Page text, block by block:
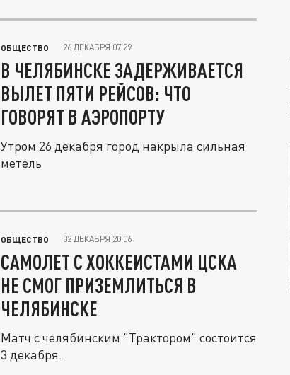
ОБЩЕСТВО 26 ДЕКАБРЯ 07:29
В ЧЕЛЯБИНСКЕ ЗАДЕРЖИВАЕТСЯ
ВЫЛЕТ ПЯТИ РЕЙСОВ: ЧТО
ГОВОРЯТ В АЭРОПОРТУ
Утром 26 декабря город накрыла сильная
метель
ОБЩЕСТВО 02 ДЕКАБРЯ 20:06
САМОЛЕТ С ХОККЕИСТАМИ ЦСКА
НЕ СМОГ ПРИЗЕМЛИТЬСЯ В
ЧЕЛЯБИНСКЕ
Матч с челябинским "Трактором" состоится
3 декабря.